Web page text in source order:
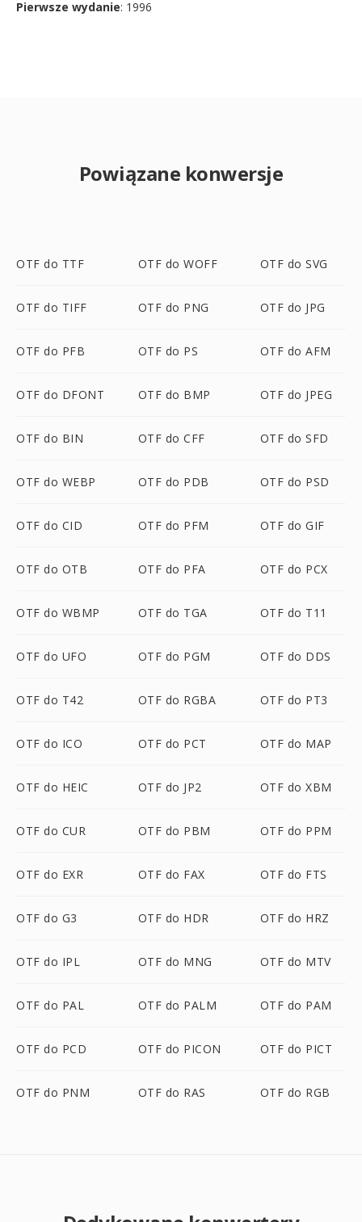
Pierwsze wydanie: 1996
Powiązane konwersje
OTF do TTF OTF do WOFF OTF do SVG
OTF do TIFF OTF do PNG OTF do JPG
OTF do PFB OTF do PS OTF do AFM
OTF do DFONT OTF do BMP OTF do JPEG
OTF do BIN OTF do CFF OTF do SFD
OTF do WEBP OTF do PDB OTF do PSD
OTF do CID OTF do PFM OTF do GIF
OTF do OTB OTF do PFA OTF do PCX
OTF do WBMP OTF do TGA OTF do T11
OTF do UFO OTF do PGM OTF do DDS
OTF do T42 OTF do RGBA OTF do PT3
OTF do ICO OTF do PCT OTF do MAP
OTF do HEIC OTF do JP2 OTF do XBM
OTF do CUR OTF do PBM OTF do PPM
OTF do EXR OTF do FAX OTF do FTS
OTF do G3 OTF do HDR OTF do HRZ
OTF do IPL OTF do MNG OTF do MTV
OTF do PAL OTF do PALM OTF do PAM
OTF do PCD OTF do PICON OTF do PICT
OTF do PNM OTF do RAS OTF do RGB